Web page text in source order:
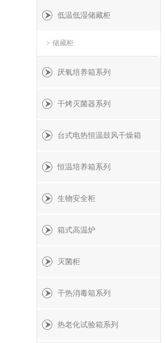
低温低湿储藏柜
> 储藏柜
厌氧培养箱系列
干烤灭菌器系列
台式电热恒温鼓风干燥箱
恒温培养箱系列
生物安全柜
箱式高温炉
灭菌柜
干热消毒箱系列
热老化试验箱系列